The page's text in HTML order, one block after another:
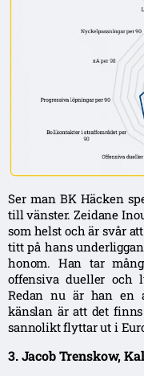
Ser man BK Häcken
till vänster. Zeidane
som helst och är svår
titt på hans
honom. Han tar
offensiva dueller och
Redan nu är han en
känslan är att det
sannolikt flyttar ut i
3. Jacob Trenskow,